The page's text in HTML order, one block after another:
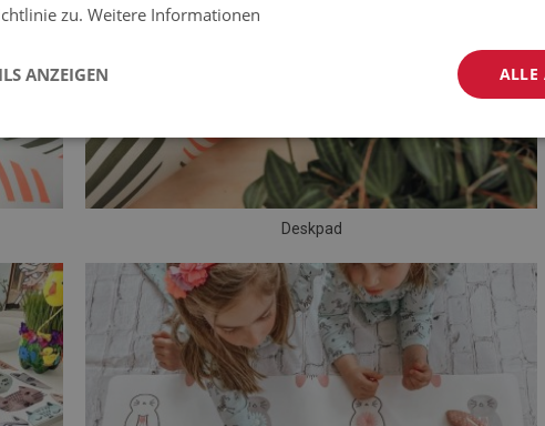
Deskpad
zu. Weitere Informationen
ALLE
ANZEIGEN